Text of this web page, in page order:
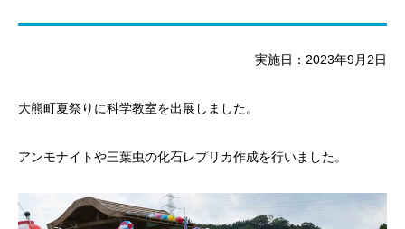
実施日：2023年9月2日
大熊町夏祭りに科学教室を出展しました。
アンモナイトや三葉虫の化石レプリカ作成を行いました。